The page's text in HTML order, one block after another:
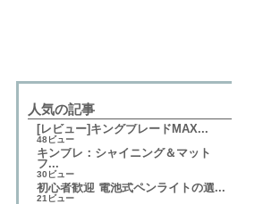
人気の記事
[レビュー]キングブレードMAX...
48ビュー
キンブレ：シャイニング＆マット
フ...
30ビュー
初心者歓迎 電池式ペンライトの選...
21ビュー